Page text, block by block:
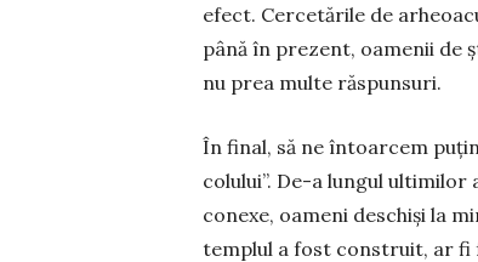
efect. Cercetările de
până în prezent, oamenii de
nu prea multe răspunsuri.
În final, să ne întoarcem
co­lului”. De-a lungul
conexe, oa­meni deschişi la
templul a fost construit, ar fi